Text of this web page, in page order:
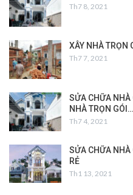
Th7 8, 2021
XÂY NHÀ TRỌN
Th7 7, 2021
SỬA CHỮA NHÀ
NHÀ TRỌN GÓI…
Th7 4, 2021
SỬA CHỮA NHÀ
RẺ
Th1 13, 2021